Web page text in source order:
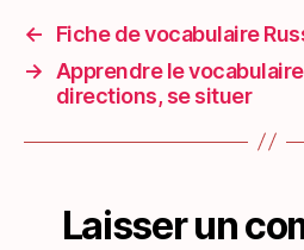
←
Fiche de vocabulaire
→
Apprendre le
directions, se situer
Laisser un